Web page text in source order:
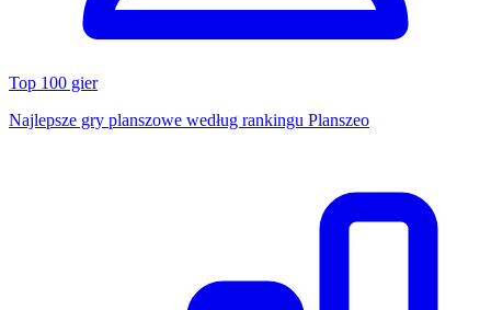
Top 100 gier
Najlepsze gry planszowe według rankingu Planszeo